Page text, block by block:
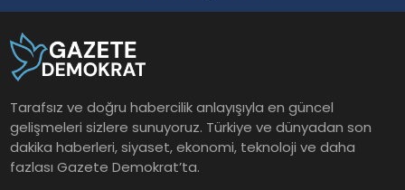
YAŞAM
Tarafsız ve doğru habercilik anlayışıyla en güncel
gelişmeleri sizlere sunuyoruz. Türkiye ve dünyadan son
dakika haberleri, siyaset, ekonomi, teknoloji ve daha
fazlası Gazete Demokrat’ta.